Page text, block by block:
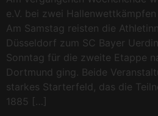
e.V. bei zwei
Am Samstag reisten die
Düsseldorf zum SC Bayer
Sonntag für die zweite Etappe
Dortmund ging. Beide
starkes Starterfeld, das die
1885 […]